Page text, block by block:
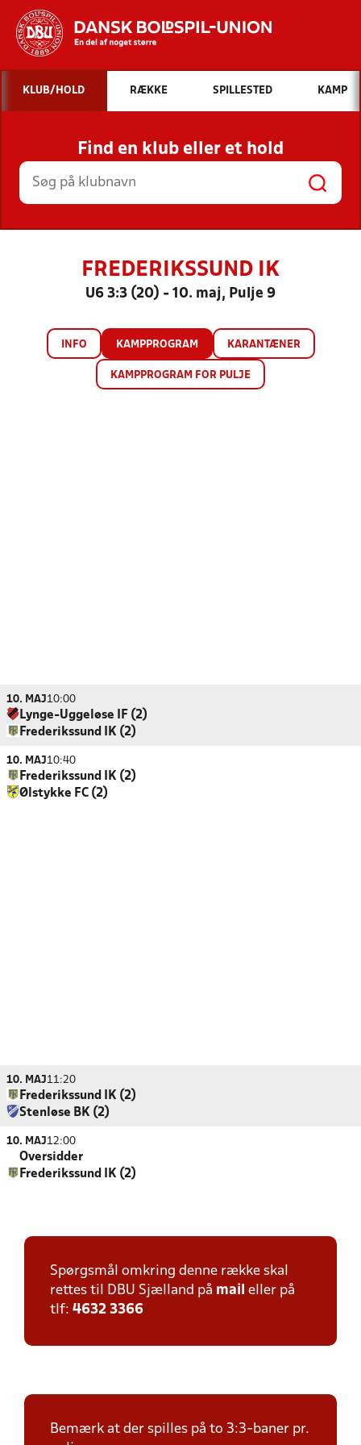
Hvad vil du søge efter?
INDHOLD OG NYHEDER
STILLINGER, RESULTATER, KLUBBER OG
HOLD
KLUB/HOLD RÆKKE SPILLESTED KAMP
Find en klub eller et hold
FREDERIKSSUND IK
U6 3:3 (20) - 10. maj, Pulje 9
INFO KAMPPROGRAM KARANTÆNER
KAMPPROGRAM FOR PULJE
10. MAJ10:00
Lynge-Uggeløse IF (2)
Frederikssund IK (2)
10. MAJ10:40
Frederikssund IK (2)
Ølstykke FC (2)
10. MAJ11:20
Frederikssund IK (2)
Stenløse BK (2)
10. MAJ12:00
Oversidder
Frederikssund IK (2)
Spørgsmål omkring denne række skal
rettes til DBU Sjælland på mail eller på
tlf: 4632 3366
Bemærk at der spilles på to 3:3-baner pr.